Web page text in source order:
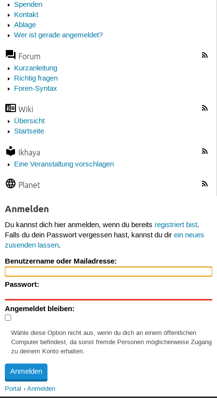
Spenden
Kontakt
Ablage
Wer ist gerade angemeldet?
Forum
Kurzanleitung
Richtig fragen
Foren-Syntax
Wiki
Übersicht
Startseite
Ikhaya
Eine Veranstaltung vorschlagen
Planet
Anmelden
Du kannst dich hier anmelden, wenn du bereits registriert bist.
Falls du dein Passwort vergessen hast, kannst du dir ein neues
zusenden lassen.
Benutzername oder Mailadresse:
Passwort:
Angemeldet bleiben:
Wähle diese Option nicht aus, wenn du dich an einem öffentlichen
Computer befindest, da sonst fremde Personen möglicherweise Zugang
zu deinem Konto erhalten.
Portal Anmelden